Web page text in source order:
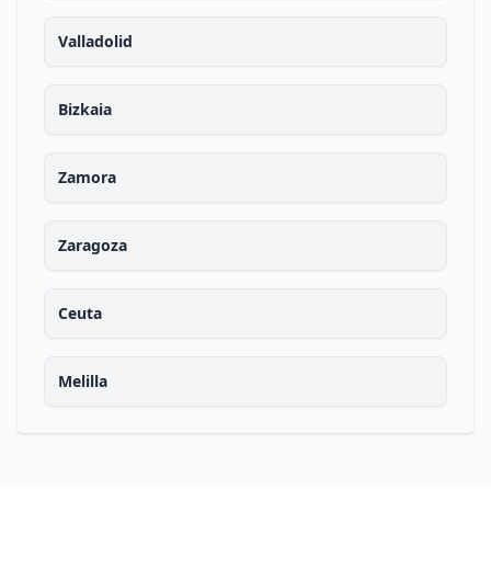
Valladolid
Bizkaia
Zamora
Zaragoza
Ceuta
Melilla